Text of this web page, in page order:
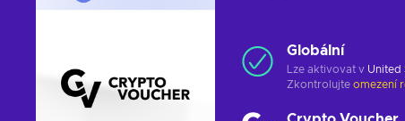
Globální
Lze aktivovat v United
Zkontrolujte omezení